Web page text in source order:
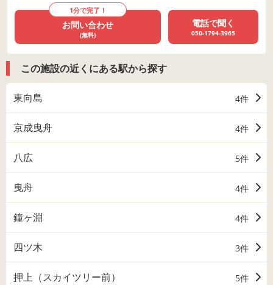
1分で完了！
お問い合わせ
(無料)
電話で聞く
050-1794-3965
この施設の近くにある駅から探す
東向島 4件
京成曳舟 4件
八広 5件
曳舟 4件
鐘ヶ淵 4件
四ツ木 3件
押上（スカイツリー前） 5件